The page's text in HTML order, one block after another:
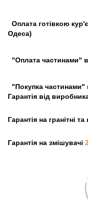
Оплата готівкою
Одеса)
"Оплата частинами"
"Покупка частинами"
Гарантія від
Гарантія на гранітні
Гарантія на змішувачі